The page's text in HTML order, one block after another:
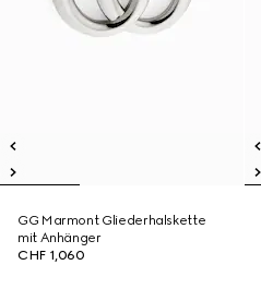
GG Marmont Gliederhalskette
mit Anhänger
CHF 1,060